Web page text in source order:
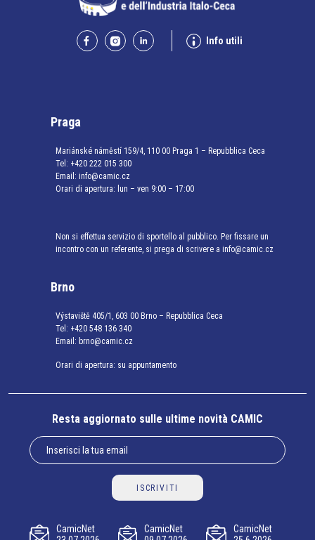
Info utili
Praga
Mariánské náměstí 159/4, 110 00 Praga 1 – Repubblica Ceca
Tel: +420 222 015 300
Email: info@camic.cz
Orari di apertura: lun – ven 9:00 – 17:00
Non si effettua servizio di sportello al pubblico. Per fissare un
incontro con un referente, si prega di scrivere a info@camic.cz
Brno
Výstaviště 405/1, 603 00 Brno – Repubblica Ceca
Tel: +420 548 136 340
Email: brno@camic.cz
Orari di apertura: su appuntamento
Resta aggiornato sulle ultime novità CAMIC
ISCRIVITI
CamicNet
CamicNet
CamicNet